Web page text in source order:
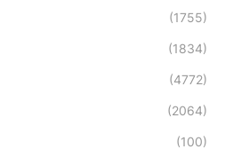
(1755)
(1834)
(4772)
(2064)
(100)